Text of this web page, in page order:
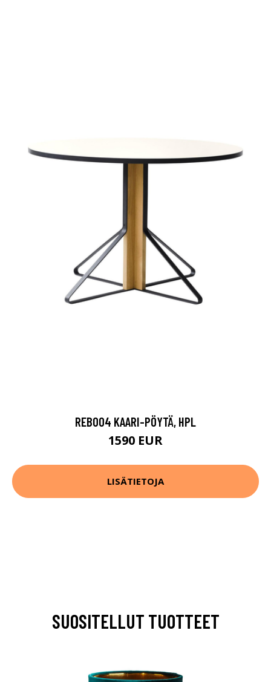
REB004 KAARI-PÖYTÄ, HPL
1590 EUR
LISÄTIETOJA
SUOSITELLUT TUOTTEET